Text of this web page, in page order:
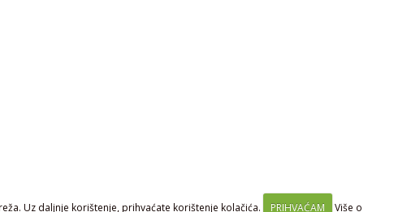
Uz daljnje korištenje, prihvaćate korištenje kolačića. PRIHVAĆAM Više o